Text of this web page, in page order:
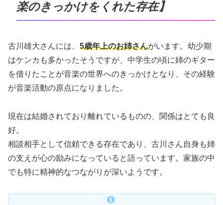
楽のきっかけをくれた存在】
古川雄大さんには、 5歳年上のお姉さんがいます。幼少期
はケンカも多かったそうですが、中学生の頃に姉のギター
を借りたことが音楽の世界へのきっかけとなり、その経験
が音楽活動の原点になりました。
現在は結婚されており離れているものの、関係はとても良
好。
相談相手として信頼できる存在であり、古川さん自身も姉
の支えが心の励みになっていると語っています。家族の中
でも特に精神的なつながりが深いようです。